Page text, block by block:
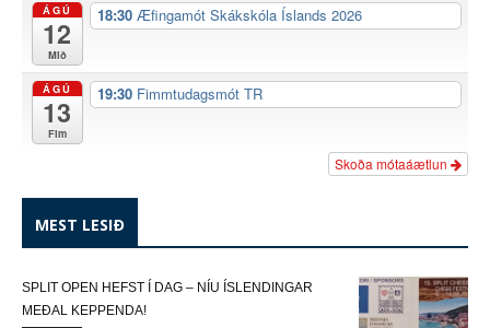
ÁGÚ
12
Mið
18:30 Æfingamót Skákskóla Íslands 2026
ÁGÚ
13
Fim
19:30 Fimmtudagsmót TR
Skoða mótaáætlun
MEST LESIÐ
SPLIT OPEN HEFST Í DAG – NÍU ÍSLENDINGAR
MEÐAL KEPPENDA!